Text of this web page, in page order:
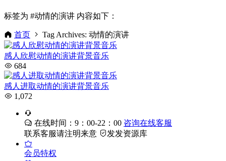
标签为 #动情的演讲 内容如下：
首页 Tag Archives: 动情的演讲
感人欣慰动情的演讲背景音乐
684
感人进取动情的演讲背景音乐
1,072
在线时间：9：00-22：00 咨询在线客服
联系客服请注明来意
发发资源库
会员特权